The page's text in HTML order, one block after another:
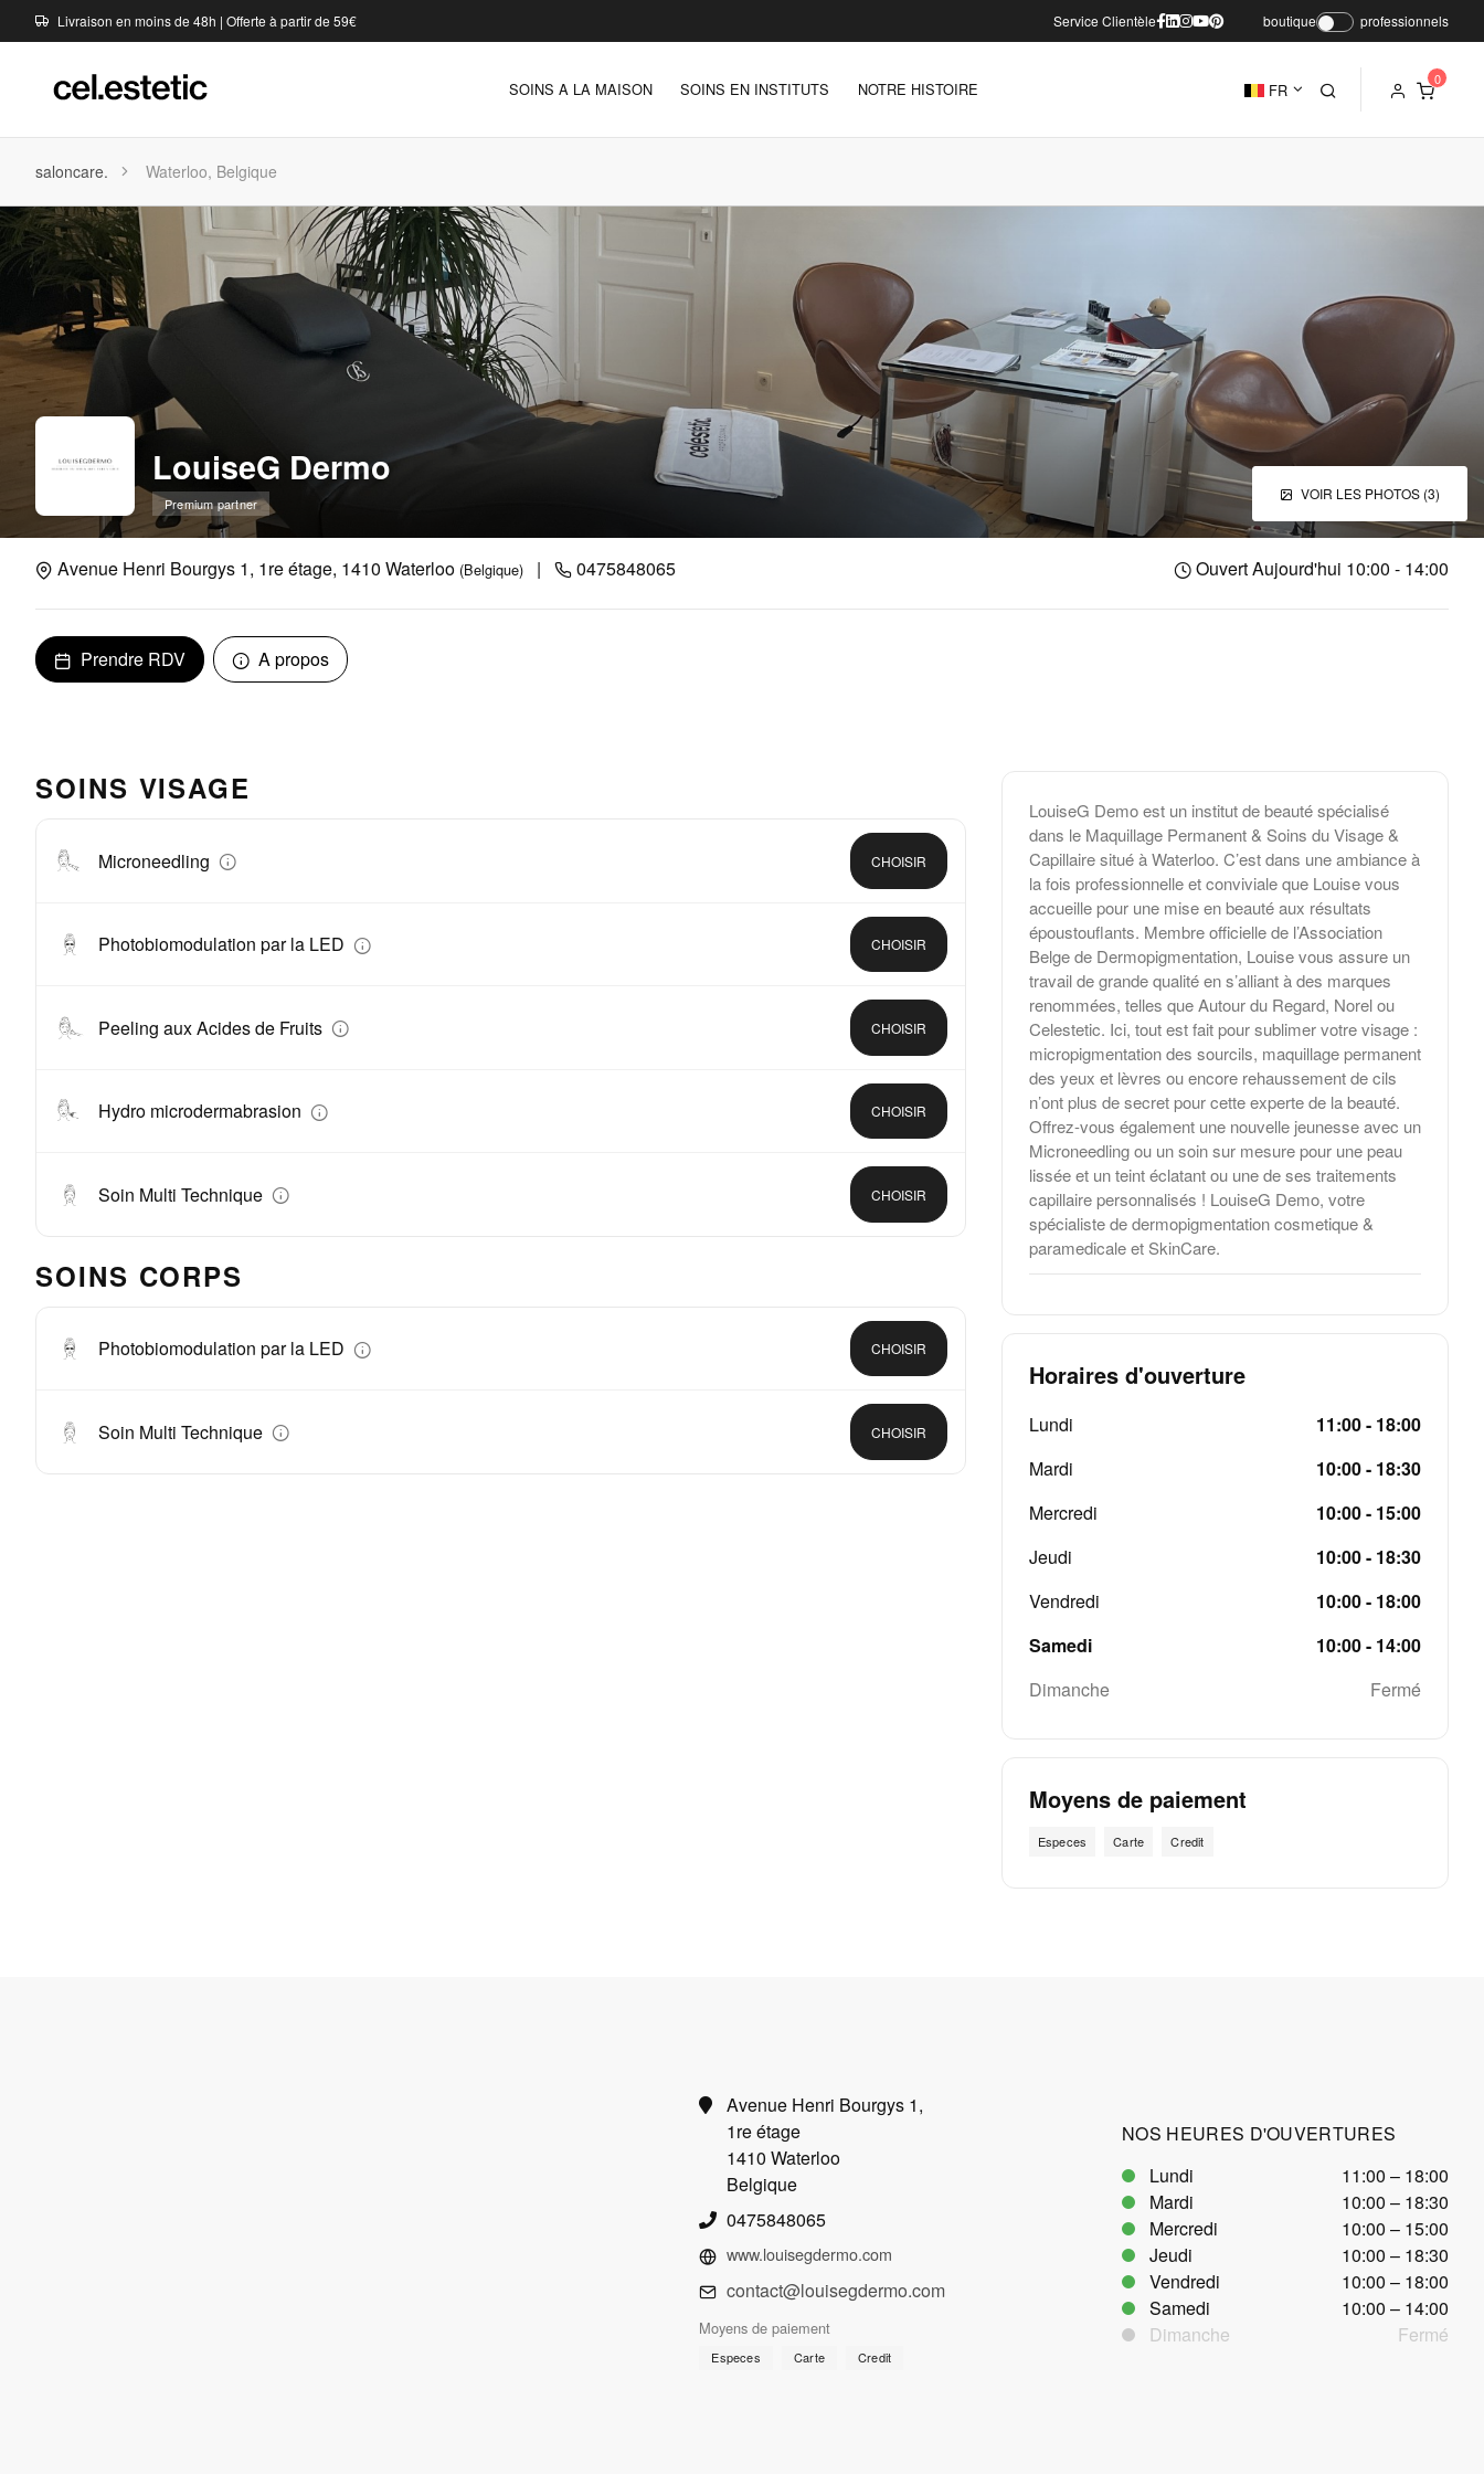
Livraison en moins de 48h | Offerte à partir de 59€ Service Clientèle boutique professionnels
SOINS A LA MAISON SOINS EN INSTITUTS NOTRE HISTOIRE FR
saloncare. Waterloo, Belgique
VOIR LES PHOTOS (3)
LouiseG Dermo
Premium partner
Avenue Henri Bourgys 1, 1re étage, 1410 Waterloo (Belgique) | 0475848065 Ouvert Aujourd'hui 10:00 - 14:00
Prendre RDV A propos
SOINS VISAGE
Microneedling CHOISIR
Photobiomodulation par la LED CHOISIR
Peeling aux Acides de Fruits CHOISIR
Hydro microdermabrasion CHOISIR
Soin Multi Technique CHOISIR
SOINS CORPS
Photobiomodulation par la LED CHOISIR
Soin Multi Technique CHOISIR
LouiseG Demo est un institut de beauté spécialisé
dans le Maquillage Permanent & Soins du Visage &
Capillaire situé à Waterloo. C’est dans une ambiance à
la fois professionnelle et conviviale que Louise vous
accueille pour une mise en beauté aux résultats
époustouflants. Membre officielle de l’Association
Belge de Dermopigmentation, Louise vous assure un
travail de grande qualité en s’alliant à des marques
renommées, telles que Autour du Regard, Norel ou
Celestetic. Ici, tout est fait pour sublimer votre visage :
micropigmentation des sourcils, maquillage permanent
des yeux et lèvres ou encore rehaussement de cils
n’ont plus de secret pour cette experte de la beauté.
Offrez-vous également une nouvelle jeunesse avec un
Microneedling ou un soin sur mesure pour une peau
lissée et un teint éclatant ou une de ses traitements
capillaire personnalisés ! LouiseG Demo, votre
spécialiste de dermopigmentation cosmetique &
paramedicale et SkinCare.
Horaires d'ouverture
Lundi
11:00 - 18:00
Mardi
10:00 - 18:30
Mercredi
10:00 - 15:00
Jeudi
10:00 - 18:30
Vendredi
10:00 - 18:00
Samedi
10:00 - 14:00
Dimanche
Fermé
Moyens de paiement
Especes Carte Credit
Avenue Henri Bourgys 1,
1re étage
1410 Waterloo
Belgique
0475848065
www.louisegdermo.com
contact@louisegdermo.com
Moyens de paiement
Especes Carte Credit
NOS HEURES D'OUVERTURES
Lundi
11:00 – 18:00
Mardi
10:00 – 18:30
Mercredi
10:00 – 15:00
Jeudi
10:00 – 18:30
Vendredi
10:00 – 18:00
Samedi
10:00 – 14:00
Dimanche
Fermé